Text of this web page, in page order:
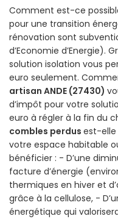
Comment est-ce
pour une transition
rénovation sont
d’Economie d’Energie).
solution isolation vous
euro seulement.
artisan ANDE (27430)
d’impôt pour votre
euro à régler à la fin du
combles perdus est-elle
votre espace habitable
bénéficier : - D’une
facture d’énergie
thermiques en hiver et
grâce à la cellulose, -
énergétique qui